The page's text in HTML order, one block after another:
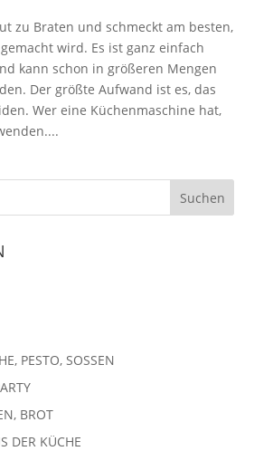
zu Braten und schmeckt am besten,
wird. Es ist ganz einfach
kann schon in größeren Mengen
Der größte Aufwand ist es, das
Wer eine Küchenmaschine hat,
PESTO, SOSSEN
BROT
DER KÜCHE